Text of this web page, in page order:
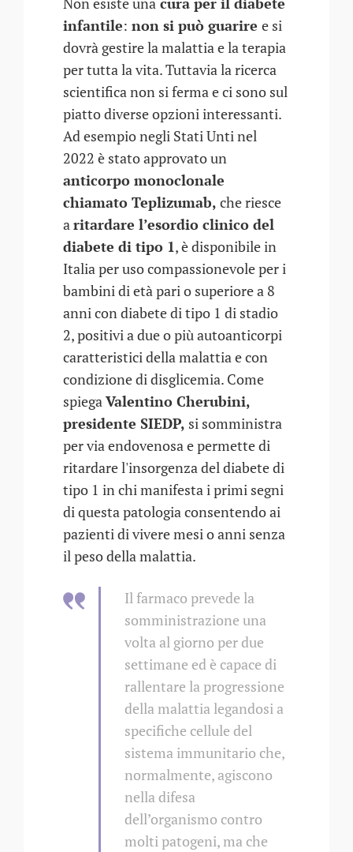
infantile: non si può guarire e si
dovrà gestire la malattia e la terapia
per tutta la vita. Tuttavia la ricerca
scientifica non si ferma e ci sono sul
piatto diverse opzioni interessanti.
Ad esempio negli Stati Unti nel
2022 è stato approvato un
anticorpo monoclonale
chiamato Teplizumab, che riesce
aritardare l’esordio clinico del
diabete di tipo 1, è disponibile in
Italia per uso compassionevole per i
bambini di età pari o superiore a 8
anni con diabete di tipo 1 di stadio
2, positivi a due o più autoanticorpi
caratteristici della malattia e con
condizione di disglicemia. Come
spiegaValentino Cherubini,
presidente SIEDP, si somministra
per via endovenosa e permette di
ritardare l'insorgenza del diabete di
tipo 1 in chi manifesta i primi segni
di questa patologia consentendo ai
pazienti di vivere mesi o anni senza
il peso della malattia.
Il farmaco prevede la
somministrazione una
volta al giorno per due
settimane ed è capace di
rallentare la progressione
della malattia legandosi a
specifiche cellule del
sistema immunitario che,
normalmente, agiscono
nella difesa
dell’organismo contro
molti patogeni, ma che